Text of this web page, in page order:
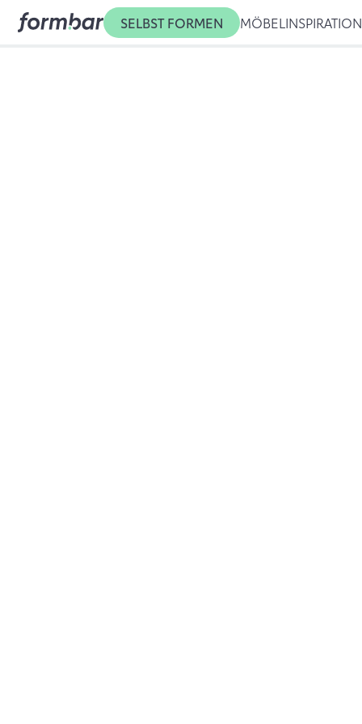
SELBST FORMEN MÖBEL INSPIRATION